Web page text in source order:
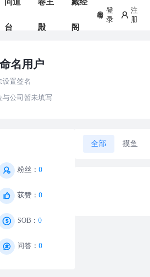
问道
台
卷王
殿
藏经
阁
登
录
注
册
名用户
设置签名
与公司暂未填写
粉丝： 0
获赞： 0
SOB： 0
问答： 0
全部 摸鱼